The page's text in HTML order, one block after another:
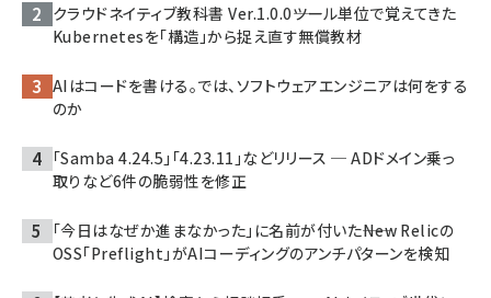
クラウドネイティブ教科書 Ver.1.0.0――ツール単位で覚えてきた
Kubernetesを「構造」から捉え直す無償教材
AIはコードを書ける。では、ソフトウェアエンジニアは何をする
のか
「Samba 4.24.5」「4.23.11」などリリース ─ ADドメイン乗っ
取りなど6件の脆弱性を修正
「今日はなぜか進まなかった」に名前が付いた――New Relicの
OSS「Preflight」がAIコーディングのアンチパターンを検知